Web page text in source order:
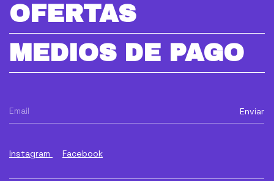
OFERTAS
MEDIOS DE PAGO
Instagram Facebook